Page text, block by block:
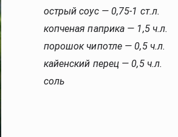
острый соус — 0,75-1 ст.л.
копченая паприка — 1,5 ч.л.
порошок чипотле — 0,5 ч.л.
кайенский перец — 0,5 ч.л.
соль